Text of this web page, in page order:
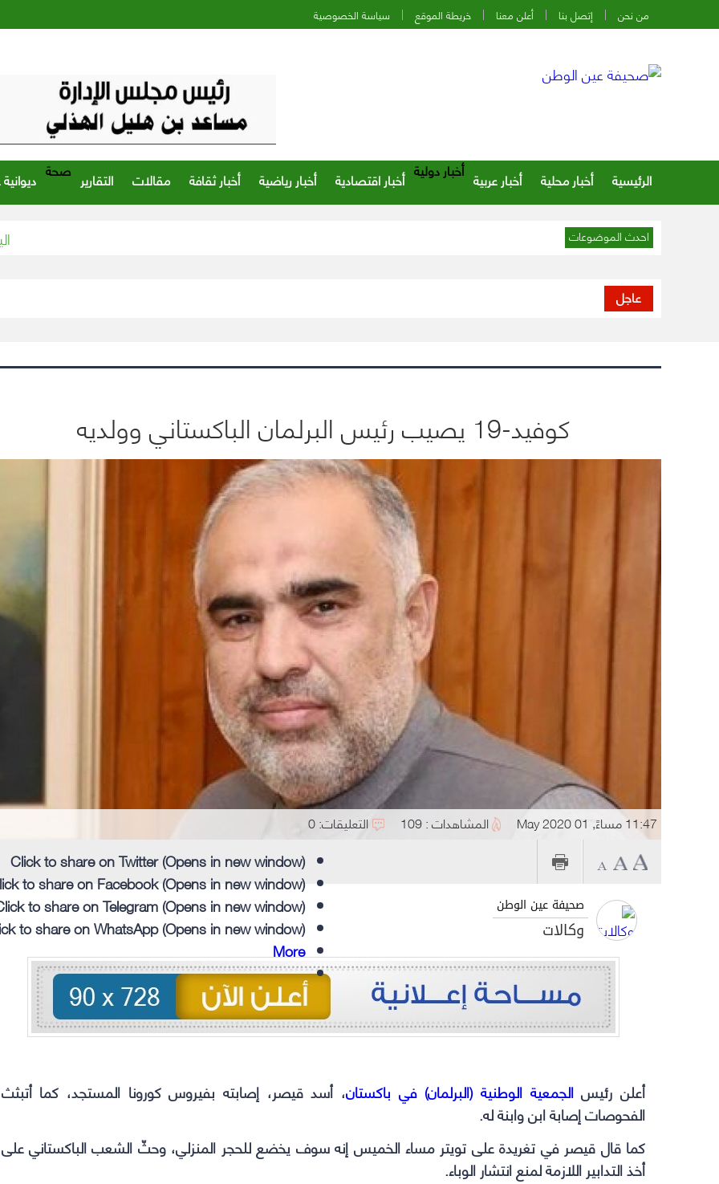
من نحن إتصل بنا أعلن معنا خريطة الموقع سياسة الخصوصية
الرئيسية أخبار محلية أخبار عربية أخبار دولية أخبار اقتصادية أخبار رياضية أخبار ثقافة مقالات التقارير صحة
احدث الموضوعات اليمن..
عاجل
كوفيد-19 يصيب رئيس البرلمان الباكستاني وولديه
11:47 مساءً, 01 May 2020 المشاهدات : 109 التعليقات: 0
صحيفة عين الوطن
وكالات
أعلن رئيسالجمعية الوطنية (البرلمان) في باكستان، أسد قيصر، إصابته بفيروس كورونا المستجد، كما أتبثث
الفحوصات إصابة ابن وابنة له.
كما قال قيصر في تغريدة على تويتر مساء الخميس إنه سوف يخضع للحجر المنزلي، وحثّ الشعب الباكستاني على
أخذ التدابير اللازمة لمنع انتشار الوباء.
Click to share on Twitter (Opens in new window)
to share on Facebook (Opens in new window)
to share on Telegram (Opens in new window)
to share on WhatsApp (Opens in new window)
More